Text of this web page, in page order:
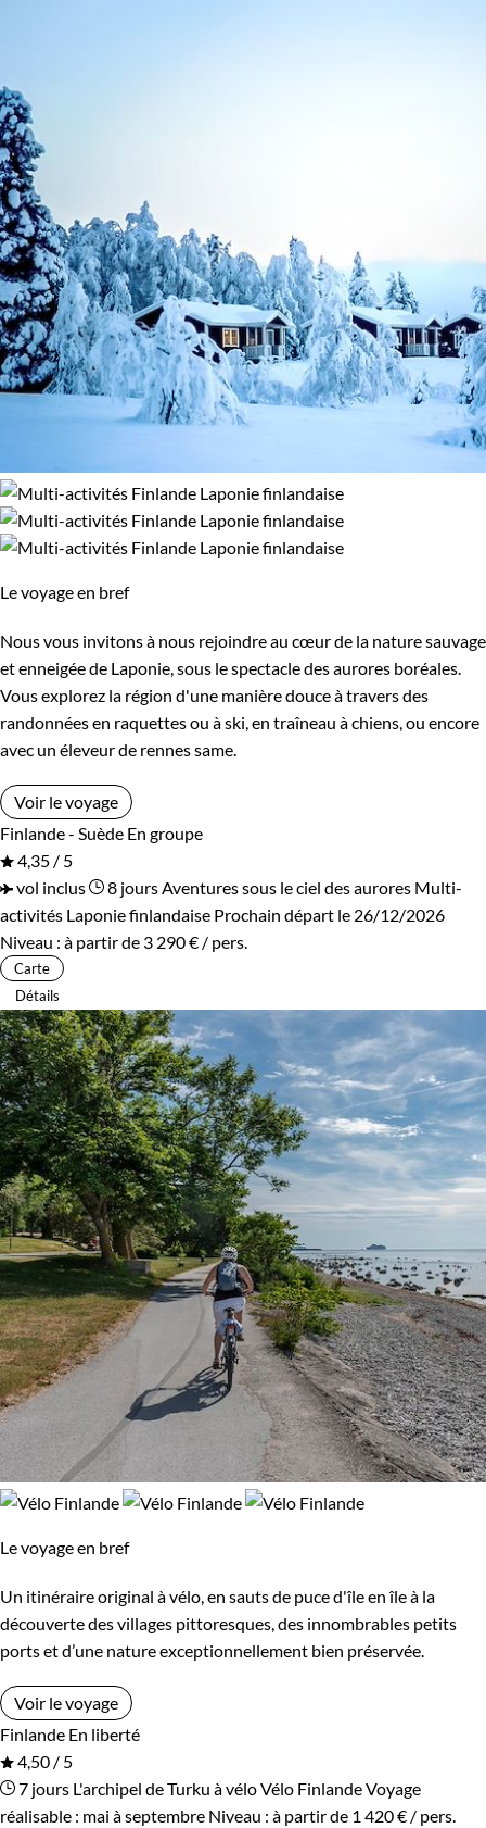
Le voyage en bref
Nous vous invitons à nous rejoindre au cœur de la nature sauvage
et enneigée de Laponie, sous le spectacle des aurores boréales.
Vous explorez la région d'une manière douce à travers des
randonnées en raquettes ou à ski, en traîneau à chiens, ou encore
avec un éleveur de rennes same.
Voir le voyage
Finlande - Suède En groupe
4,35 / 5
vol inclus
8 joursAventures sous le ciel des aurores Multi-
activités Laponie finlandaise Prochain départ le 26/12/2026
Niveau : à partir de 3 290 € / pers.
Carte
Détails
Le voyage en bref
Un itinéraire original à vélo, en sauts de puce d'île en île à la
découverte des villages pittoresques, des innombrables petits
ports et d’une nature exceptionnellement bien préservée.
Voir le voyage
Finlande En liberté
4,50 / 5
7 jours L'archipel de Turku à véloVélo FinlandeVoyage
réalisable : mai à septembre Niveau : à partir de 1 420 € / pers.